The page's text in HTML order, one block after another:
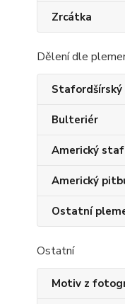
Zrcátka
Dělení dle
Bulteriér
Americký
Americký
Ostatní
Ostatní
Motiv z